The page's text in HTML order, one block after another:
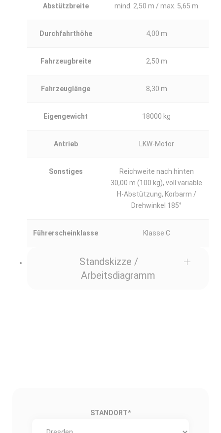
Abstützbreite mind. 2,50 m / max. 5,65 m
Durchfahrthöhe 4,00 m
Fahrzeugbreite 2,50 m
Fahrzeuglänge 8,30 m
Eigengewicht 18000 kg
Antrieb LKW-Motor
Sonstiges
Reichweite nach hinten
30,00 m (100 kg), voll variable
H-Abstützung, Korbarm /
Drehwinkel 185°
Führerscheinklasse Klasse C
Standskizze /
Arbeitsdiagramm
STANDORT*